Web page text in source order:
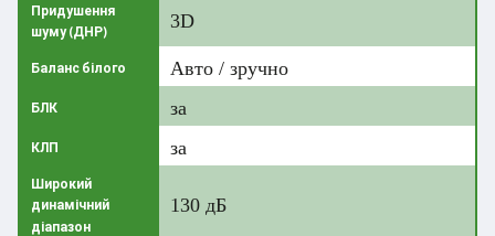
Придушення
шуму (ДНР)
3D
Баланс білого Авто / зручно
БЛК за
КЛП за
Широкий
динамічний
діапазон
130 дБ